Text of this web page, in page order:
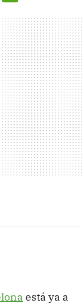
está ya a